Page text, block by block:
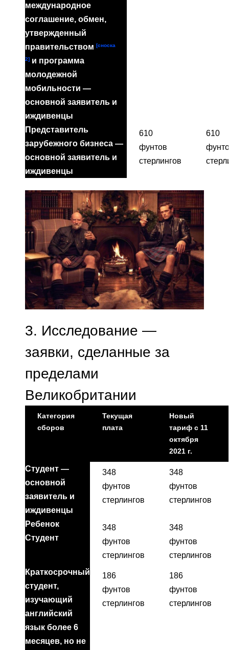
международное
соглашение, обмен,
утвержденный
правительством [сноска
2] и программа
молодежной
мобильности —
основной заявитель и
иждивенцы
Представитель
зарубежного бизнеса —
основной заявитель и
иждивенцы
610
фунтов
стерлингов
610
3. Исследование —
заявки, сделанные за
пределами
Великобритании
Категория
сборов
Текущая
плата
Новый
тариф с 11
октября
2021 г.
Студент —
основной
заявитель и
иждивенцы
348
фунтов
стерлингов
348
фунтов
стерлингов
Ребенок
Студент
348
фунтов
стерлингов
348
фунтов
стерлингов
Краткосрочный
студент,
изучающий
английский
язык более 6
месяцев, но не
186
фунтов
стерлингов
186
фунтов
стерлингов